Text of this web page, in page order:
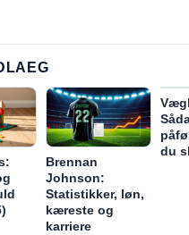
Brennan
Johnson:
Statistikker, løn,
kæreste og
karriere
du